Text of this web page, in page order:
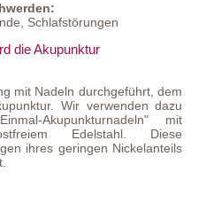
Schlafstörungen
die Akupunktur
mit Nadeln durchgeführt, dem
Wir verwenden dazu
Akupunkturnadeln" mit
Edelstahl. Diese
ihres geringen Nickelanteils